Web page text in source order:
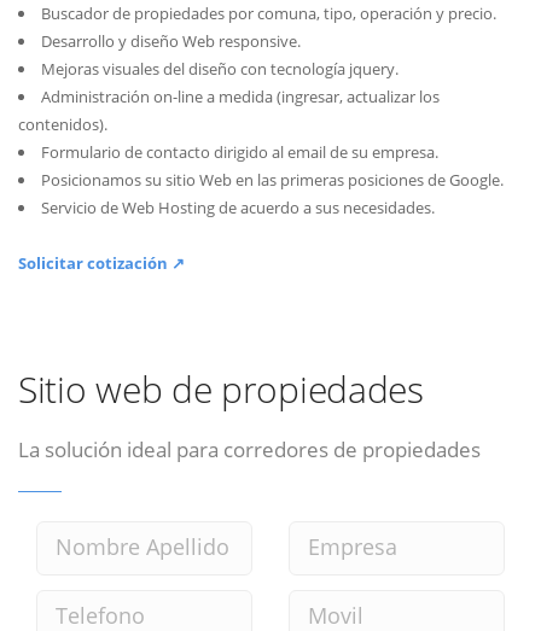
Buscador de propiedades por comuna, tipo, operación y precio.
Desarrollo y diseño Web responsive.
Mejoras visuales del diseño con tecnología jquery.
Administración on-line a medida (ingresar, actualizar los
contenidos).
Formulario de contacto dirigido al email de su empresa.
Posicionamos su sitio Web en las primeras posiciones de Google.
Servicio de Web Hosting de acuerdo a sus necesidades.
Solicitar cotización ↗
Sitio web de propiedades
La solución ideal para corredores de propiedades